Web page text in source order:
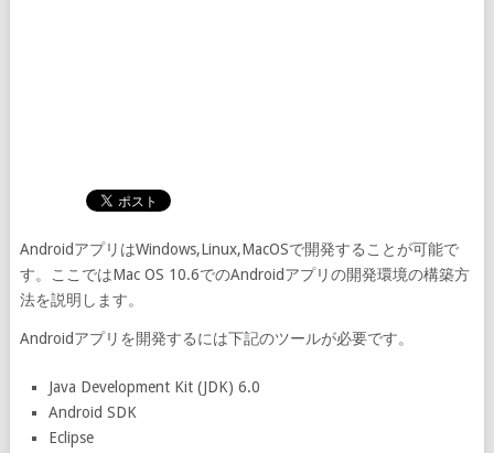
AndroidアプリはWindows,Linux,MacOSで開発することが可能で
す。ここではMac OS 10.6でのAndroidアプリの開発環境の構築方
法を説明します。
Androidアプリを開発するには下記のツールが必要です。
Java Development Kit (JDK) 6.0
Android SDK
Eclipse